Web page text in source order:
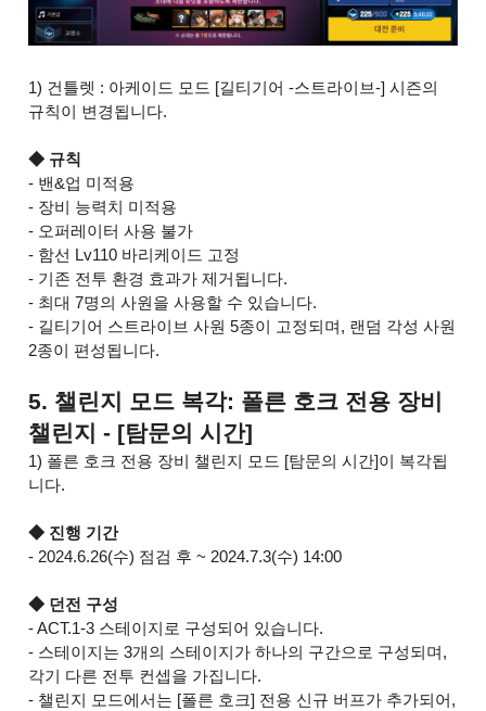
1) 건틀렛 : 아케이드 모드 [길티기어 -스트라이브-] 시즌의
규칙이 변경됩니다.
◆ 규칙
- 밴&업 미적용
- 장비 능력치 미적용
- 오퍼레이터 사용 불가
- 함선 Lv110 바리케이드 고정
- 기존 전투 환경 효과가 제거됩니다.
- 최대 7명의 사원을 사용할 수 있습니다.
- 길티기어 스트라이브 사원 5종이 고정되며, 랜덤 각성 사원
2종이 편성됩니다.
5. 챌린지 모드 복각: 폴른 호크 전용 장비
챌린지 - [탐문의 시간]
1) 폴른 호크 전용 장비 챌린지 모드 [탐문의 시간]이 복각됩
니다.
◆ 진행 기간
- 2024.6.26(수) 점검 후 ~ 2024.7.3(수) 14:00
◆ 던전 구성
- ACT.1-3 스테이지로 구성되어 있습니다.
- 스테이지는 3개의 스테이지가 하나의 구간으로 구성되며,
각기 다른 전투 컨셉을 가집니다.
- 챌린지 모드에서는 [폴른 호크] 전용 신규 버프가 추가되어,